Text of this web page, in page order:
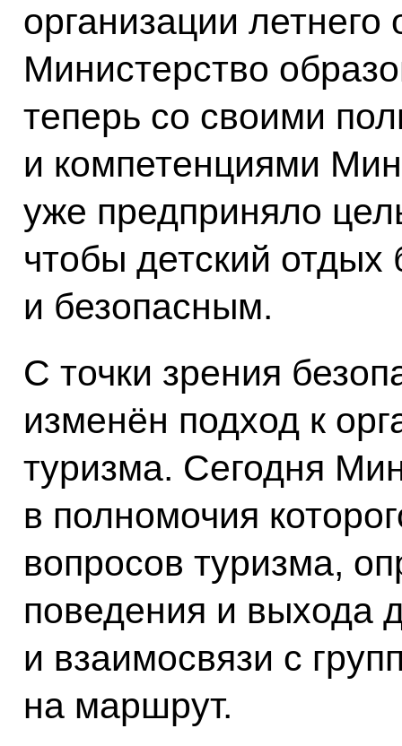
организации летнего
Министерство
теперь со своими
и компетенциями
уже предприняло
чтобы детский
и безопасным.
С точки зрения
изменён подход к
туризма. Сегодня
в полномочия
вопросов туризма,
поведения и выхода
и взаимосвязи с
на маршрут.